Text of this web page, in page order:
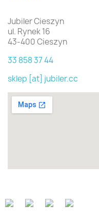
Jubiler Cieszyn
ul. Rynek 16
43-400 Cieszyn
33 858 37 44
sklep [at] jubiler.cc